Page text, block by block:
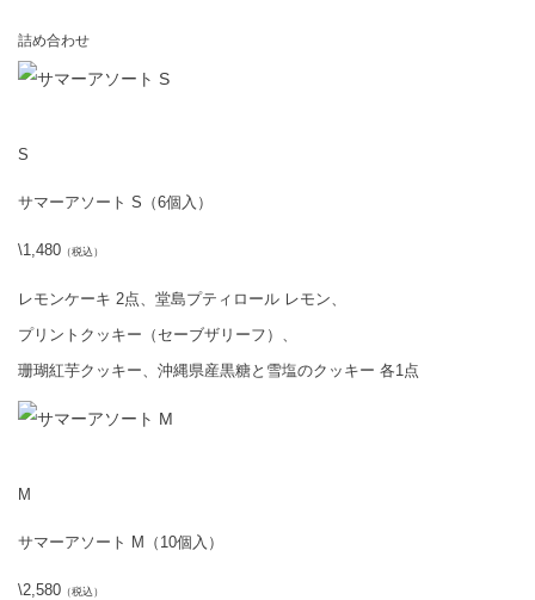
詰め合わせ
S
サマーアソート S（6個入）
\1,480 （税込）
レモンケーキ 2点、堂島プティロール レモン、
プリントクッキー（セーブザリーフ）、
珊瑚紅芋クッキー、沖縄県産黒糖と雪塩のクッキー 各1点
M
サマーアソート M（10個入）
\2,580 （税込）